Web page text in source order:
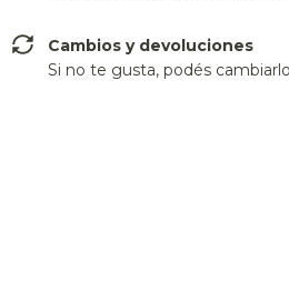
Cambios y devoluciones
Si no te gusta, podés